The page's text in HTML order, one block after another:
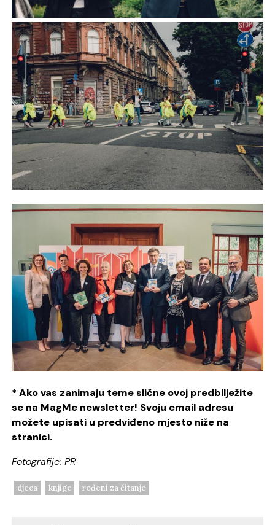
* Ako vas zanimaju teme slične ovoj predbilježite
se na MagMe newsletter! Svoju email adresu
možete upisati u predviđeno mjesto niže na
stranici.
Fotografije: PR
djeca knjige rođeni za čitanje